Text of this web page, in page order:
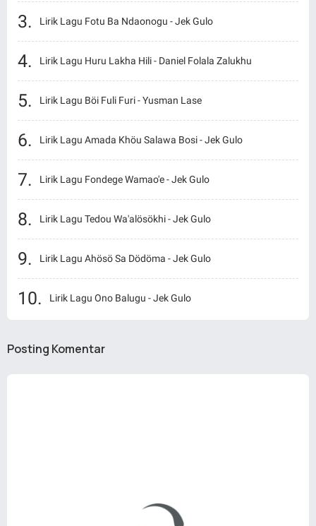
Lirik Lagu Fotu Ba Ndaonogu - Jek Gulo
Lirik Lagu Huru Lakha Hili - Daniel Folala Zalukhu
Lirik Lagu Böi Fuli Furi - Yusman Lase
Lirik Lagu Amada Khöu Salawa Bosi - Jek Gulo
Lirik Lagu Fondege Wamao'e - Jek Gulo
Lirik Lagu Tedou Wa'alösökhi - Jek Gulo
Lirik Lagu Ahösö Sa Dödöma - Jek Gulo
Lirik Lagu Ono Balugu - Jek Gulo
Posting Komentar